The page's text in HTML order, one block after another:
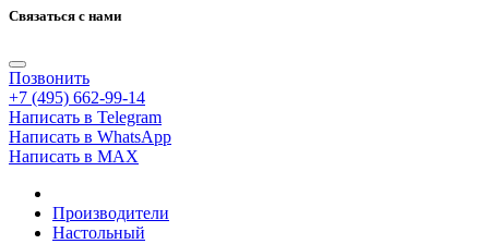
Связаться с нами
Позвонить
+7 (495) 662-99-14
Написать в Telegram
Написать в WhatsApp
Написать в MAX
Производители
Настольный